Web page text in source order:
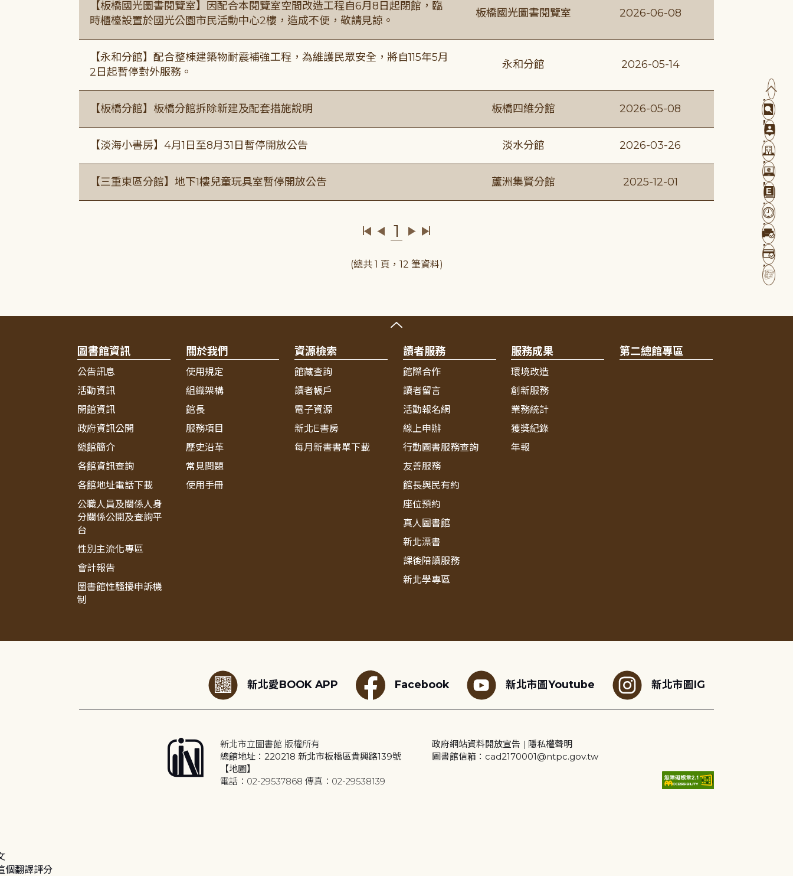
【板橋國光圖書閱覽室】因配合本閱覽室空間改造工程自6月8日起閉館，臨
時櫃檯設置於國光公園市民活動中心2樓，造成不便，敬請見諒。
板橋國光圖書閱覽室 2026-06-08
【永和分館】配合整棟建築物耐震補強工程，為維護民眾安全，將自115年5月
2日起暫停對外服務。
永和分館 2026-05-14
【板橋分館】板橋分館拆除新建及配套措施說明 板橋四維分館 2026-05-08
【淡海小書房】4月1日至8月31日暫停開放公告 淡水分館 2026-03-26
【三重東區分館】地下1樓兒童玩具室暫停開放公告 蘆洲集賢分館 2025-12-01
1
(總共 1 頁，12 筆資料)
圖書館資訊
公告訊息
活動資訊
開館資訊
政府資訊公開
總館簡介
各館資訊查詢
各館地址電話下載
公職人員及關係人身
分關係公開及查詢平
台
性別主流化專區
會計報告
圖書館性騷擾申訴機
制
關於我們
使用規定
組織架構
館長
服務項目
歷史沿革
常見問題
使用手冊
資源檢索
館藏查詢
讀者帳戶
電子資源
新北E書房
每月新書書單下載
讀者服務
館際合作
讀者留言
活動報名網
線上申辦
行動圖書服務查詢
友善服務
館長與民有約
座位預約
真人圖書館
新北漂書
課後陪讀服務
新北學專區
服務成果
環境改造
創新服務
業務統計
獲獎紀錄
年報
第二總館專區
新北愛BOOK APP Facebook 新北市圖Youtube 新北市圖IG
新北市立圖書館 版權所有
總館地址：220218 新北市板橋區貴興路139號
【地圖】
電話：02-29537868 傳真：02-29538139
政府網站資料開放宣告 | 隱私權聲明
圖書館信箱：cad2170001@ntpc.gov.tw
個翻譯評分